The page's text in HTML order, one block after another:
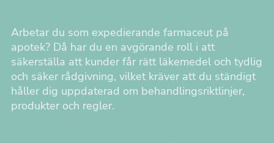
Arbetar du som expedierande farmaceut på
apotek? Då har du en avgörande roll i att
säkerställa att kunder får rätt läkemedel och tydlig
och säker rådgivning, vilket kräver att du ständigt
håller dig uppdaterad om behandlingsriktlinjer,
produkter och regler.